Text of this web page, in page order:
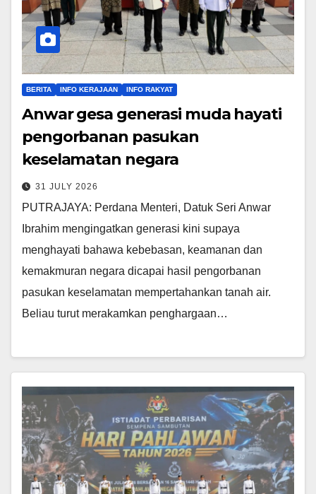
BERITA INFO KERAJAAN INFO RAKYAT
Anwar gesa generasi muda hayati
pengorbanan pasukan
keselamatan negara
31 JULY 2026
PUTRAJAYA: Perdana Menteri, Datuk Seri Anwar
Ibrahim mengingatkan generasi kini supaya
menghayati bahawa kebebasan, keamanan dan
kemakmuran negara dicapai hasil pengorbanan
pasukan keselamatan mempertahankan tanah air.
Beliau turut merakamkan penghargaan…